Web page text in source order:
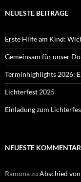
NEUESTE BEITRÄGE
Erste Hilfe am Kind:
Gemeinsam für unser
Terminhighlights 2026:
Lichterfest 2025
Einladung zum
NEUESTE
Ramonazu Abschied